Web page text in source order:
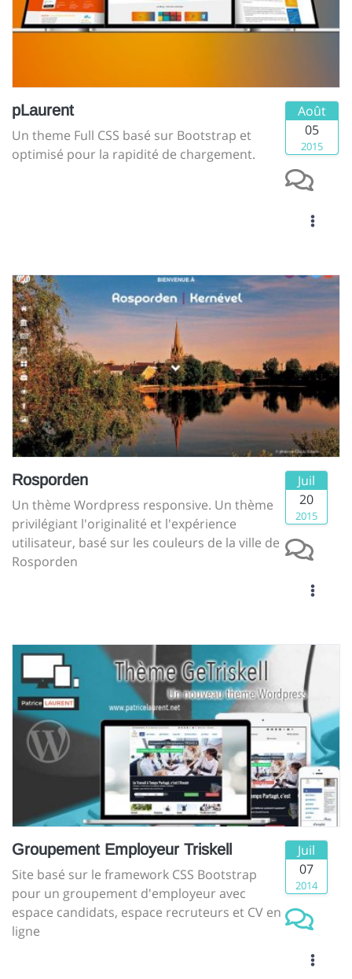
pLaurent
Un theme Full CSS basé sur Bootstrap et
optimisé pour la rapidité de chargement.
Août
05
2015
Rosporden
Un thème Wordpress responsive. Un thème
privilégiant l'originalité et l'expérience
utilisateur, basé sur les couleurs de la ville de
Rosporden
Juil
20
2015
Groupement Employeur Triskell
Site basé sur le framework CSS Bootstrap
pour un groupement d'employeur avec
espace candidats, espace recruteurs et CV en
ligne
Juil
07
2014